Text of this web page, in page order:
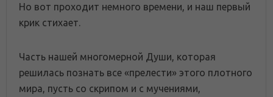
Но вот проходит немного времени, и наш первый
крик стихает.
Часть нашей многомерной Души, которая
решилась познать все «прелести» этого плотного
мира, пусть со скрипом и с мучениями,